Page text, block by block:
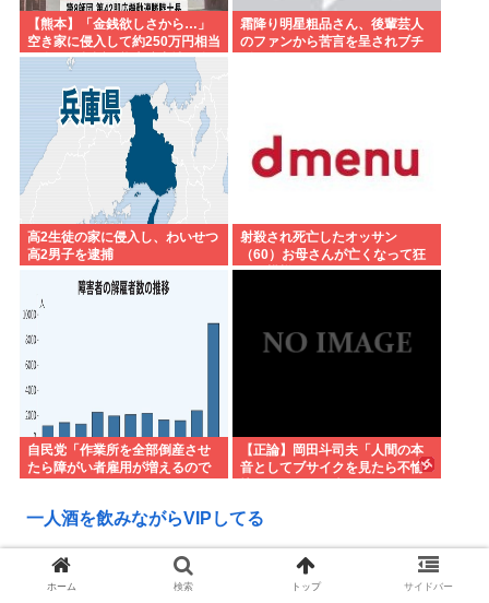
【熊本】「金銭欲しさから…」
空き家に侵入して約250万円相当
を盗んで起訴、熊本駐屯地の自
霜降り明星粗品さん、後輩芸人
のファンから苦言を呈されブチ
高2生徒の家に侵入し、わいせつ
高2男子を逮捕
射殺され死亡したオッサン
（60）お母さんが亡くなって狂
った模様
自民党「作業所を全部倒産させ
たら障がい者雇用が増えるので
【正論】岡田斗司夫「人間の本
音としてブサイクを見たら不愉
一人酒を飲みながらVIPしてる
「東京観光2日目」、ガチで行く所がない
ホーム 検索 トップ サイドバー